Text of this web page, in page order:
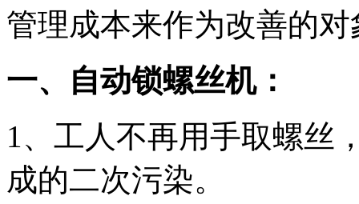
管理成本来作为改善的对
一、自动锁螺丝机：
1、工人不再用手取螺丝
成的二次污染。